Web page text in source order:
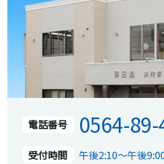
電話番号 0564-
受付時間
午後2:10～午後